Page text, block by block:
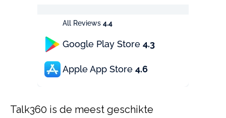
All Reviews 4.4
Google Play Store 4.3
Apple App Store 4.6
Talk360 is de meest geschikte